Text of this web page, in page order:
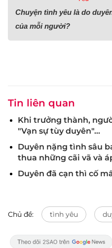
Chuyện tình yêu là do
của mỗi người?
Tin liên quan
Khi trưởng thành,
"Vạn sự tùy duyên"...
Duyên nặng tình sâu
thua những cãi vã và
Duyên đã cạn thì cố
Chủ đề: tình yêu